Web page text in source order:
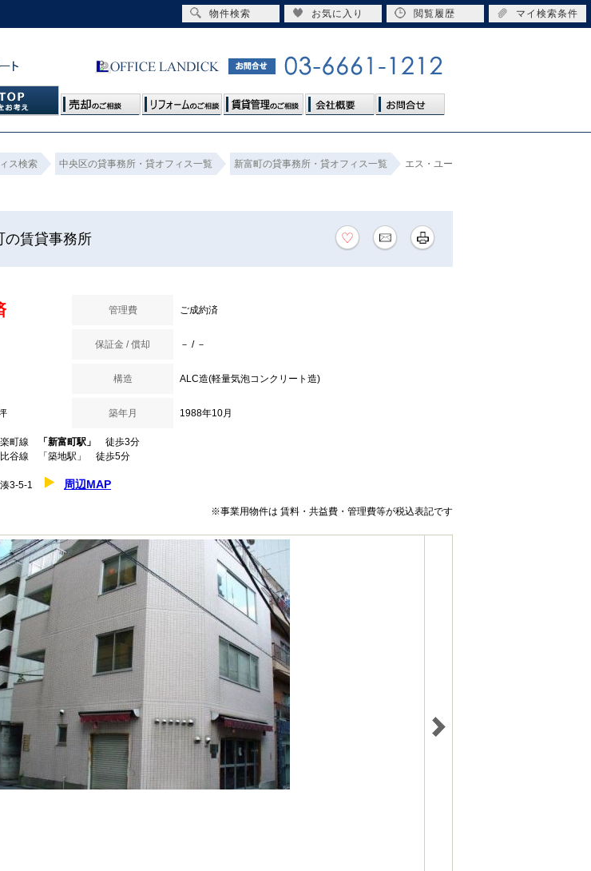
ス検索 中央区の貸事務所・貸オフィス一覧 新富町の貸事務所・貸オフィス一覧
エス・ユー
賃貸事務所
管理費 ご成約済
保証金 / 償却 － / －
構造 ALC造(軽量気泡コンクリート造)
築年月 1988年10月
楽町線 「新富町駅」
徒歩3分
比谷線 「築地駅」 徒歩5分
湊3-5-1 周辺MAP
※事業用物件は 賃料・共益費・管理費等が税込表記です
物件検索 お気に入り 閲覧履歴 マイ検索条件